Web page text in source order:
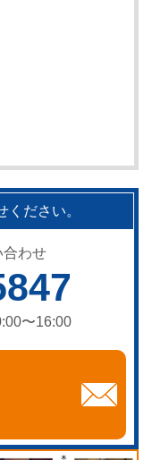
ください。
合わせ
〜16:00